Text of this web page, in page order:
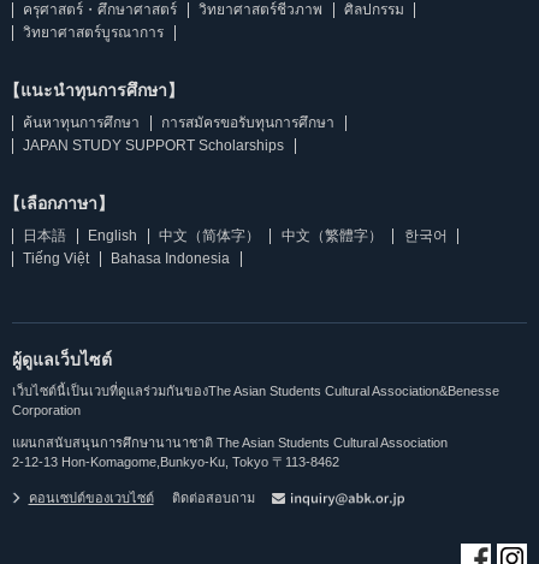
ครุศาสตร์・ศึกษาศาสตร์
วิทยาศาสตร์ชีวภาพ
ศิลปกรรม
วิทยาศาสตร์บูรณาการ
【แนะนำทุนการศึกษา】
ค้นหาทุนการศึกษา
การสมัครขอรับทุนการศึกษา
JAPAN STUDY SUPPORT Scholarships
【เลือกภาษา】
日本語 English 中文（简体字） 中文（繁體字）
한국어
Tiếng Việt
Bahasa Indonesia
ผู้ดูแลเว็บไซต์
เว็บไซต์นี้เป็นเวบที่ดูแลร่วมกันของThe Asian Students Cultural Association&Benesse
Corporation
แผนกสนับสนุนการศึกษานานาชาติ The Asian Students Cultural Association
2-12-13 Hon-Komagome,Bunkyo-Ku, Tokyo 〒113-8462
คอนเซปต์ของเวบไซต์ ติดต่อสอบถาม